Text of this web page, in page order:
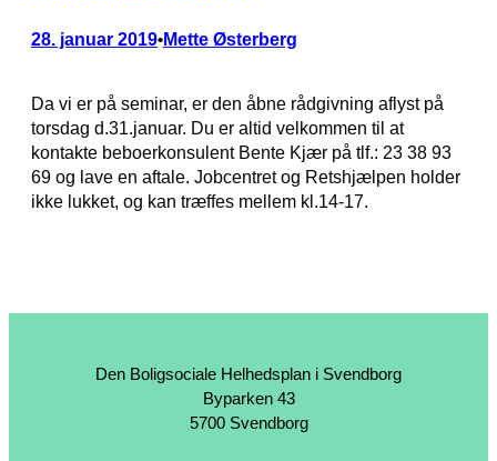
28. januar 2019•Mette Østerberg
Da vi er på seminar, er den åbne rådgivning aflyst på
torsdag d.31.januar. Du er altid velkommen til at
kontakte beboerkonsulent Bente Kjær på tlf.: 23 38 93
69 og lave en aftale. Jobcentret og Retshjælpen holder
ikke lukket, og kan træffes mellem kl.14-17.
Den Boligsociale Helhedsplan i Svendborg
Byparken 43
5700 Svendborg